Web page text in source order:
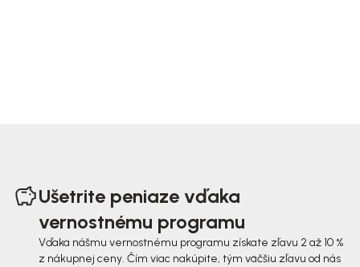
Ušetrite peniaze vďaka
vernostnému programu
Vďaka nášmu vernostnému programu získate zľavu 2 až 10 %
z nákupnej ceny. Čím viac nakúpite, tým väčšiu zľavu od nás